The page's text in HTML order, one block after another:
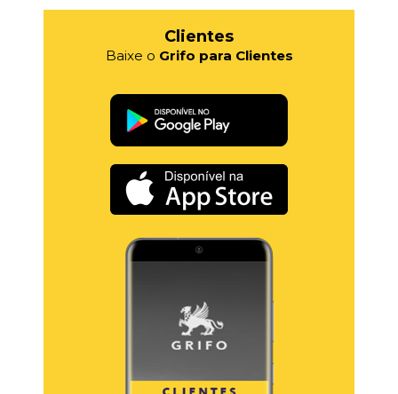
Clientes
Baixe o Grifo para Clientes